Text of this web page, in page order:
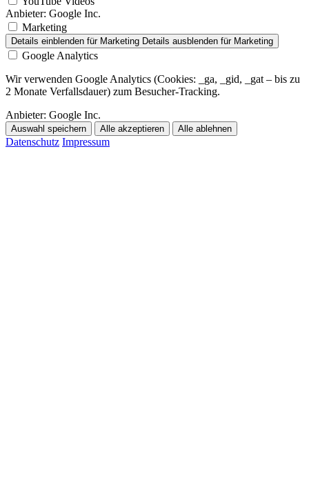
Anbieter: Google Inc.
Marketing
Details einblenden für Marketing Details ausblenden für Marketing
Google Analytics
Wir verwenden Google Analytics (Cookies: _ga, _gid, _gat – bis zu
2 Monate Verfallsdauer) zum Besucher-Tracking.
Anbieter: Google Inc.
Auswahl speichern Alle akzeptieren Alle ablehnen
Datenschutz Impressum